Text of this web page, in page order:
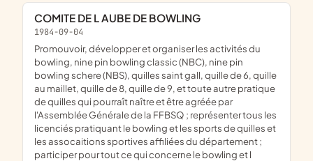
COMITE DE L AUBE DE BOWLING
1984-09-04
promouvoir, développer et organiser les activités du
bowling, nine pin bowling classic (NBC), nine pin
bowling schere (NBS), quilles saint gall, quille de 6, quille
au maillet, quille de 8, quille de 9, et toute autre pratique
de quilles qui pourraît naître et être agréée par
l'Assemblée Générale de la FFBSQ ; représenter tous les
licenciés pratiquant le bowling et les sports de quilles et
les assocaitions sportives affiliées du département ;
participer pour tout ce qui concerne le bowling et l